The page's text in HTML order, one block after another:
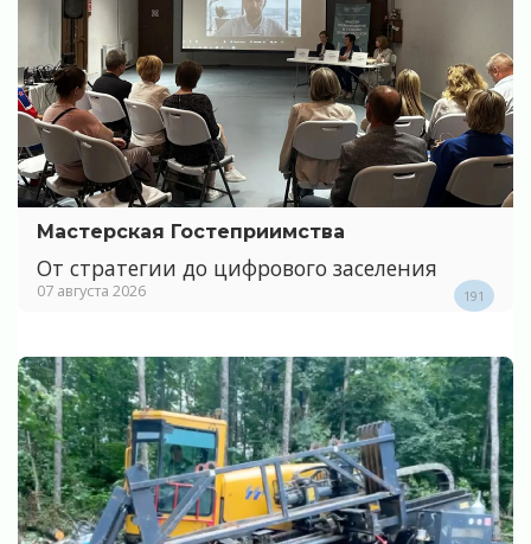
Мастерская Гостеприимства
От стратегии до цифрового заселения
07 августа 2026 191